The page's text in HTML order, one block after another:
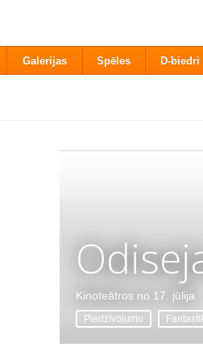
Galerijas Spēles D-biedri
Kinoteātros no 17. jūlija
Piedzīvojumu